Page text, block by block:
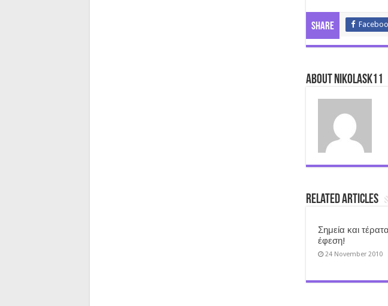
Share
About nikolask11
Related Articles
Σημεία και
έφεση!
24 November 2010